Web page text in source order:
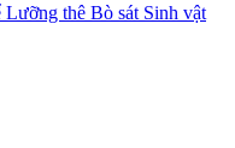
Lưỡng thê Bò sát Sinh vật